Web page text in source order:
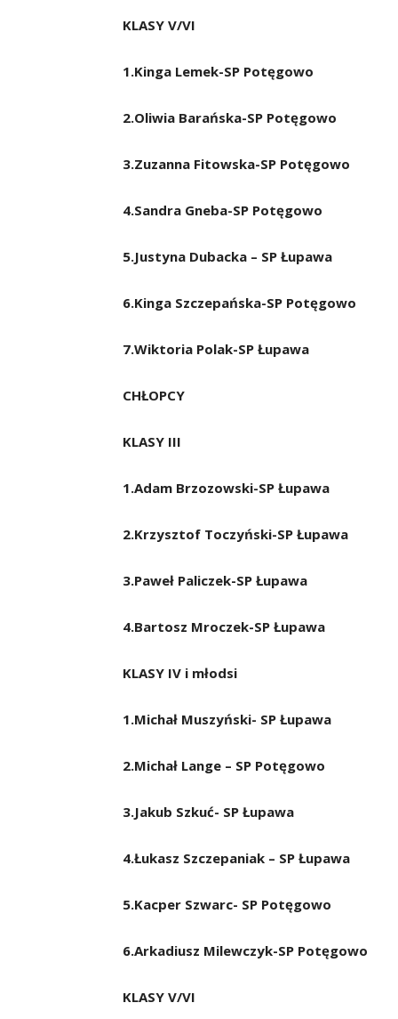
KLASY V/VI
1.Kinga Lemek-SP Potęgowo
2.Oliwia Barańska-SP Potęgowo
3.Zuzanna Fitowska-SP Potęgowo
4.Sandra Gneba-SP Potęgowo
5.Justyna Dubacka – SP Łupawa
6.Kinga Szczepańska-SP Potęgowo
7.Wiktoria Polak-SP Łupawa
CHŁOPCY
KLASY III
1.Adam Brzozowski-SP Łupawa
2.Krzysztof Toczyński-SP Łupawa
3.Paweł Paliczek-SP Łupawa
4.Bartosz Mroczek-SP Łupawa
KLASY IV i młodsi
1.Michał Muszyński- SP Łupawa
2.Michał Lange – SP Potęgowo
3.Jakub Szkuć- SP Łupawa
4.Łukasz Szczepaniak – SP Łupawa
5.Kacper Szwarc- SP Potęgowo
6.Arkadiusz Milewczyk-SP Potęgowo
KLASY V/VI